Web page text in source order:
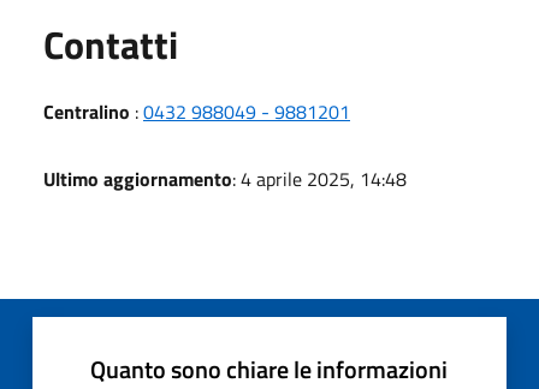
Contatti
Centralino :0432 988049 - 9881201
Ultimo aggiornamento: 4 aprile 2025, 14:48
Quanto sono chiare le informazioni